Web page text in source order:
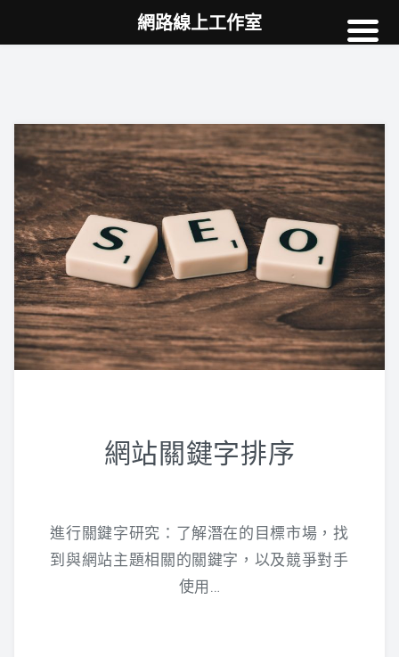
高雄網頁設計
網站SEO
NEWS
教學
AI
網站關鍵字排序
進行關鍵字研究：了解潛在的目標市場，找
到與網站主題相關的關鍵字，以及競爭對手
使用…
網路線上工作室